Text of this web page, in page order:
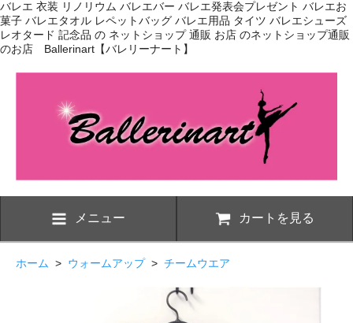
バレエ 衣装 リノリウム バレエバー バレエ発表会プレゼント バレエお
菓子 バレエタオル レペットバッグ バレエ用品 タイツ バレエシューズ
レオタード 記念品 の ネットショップ 通販 お店 のネットショップ通販
のお店 Ballerinart【バレリーナート】
メニュー カートを見る
ホーム > ウォームアップ> チームウエア